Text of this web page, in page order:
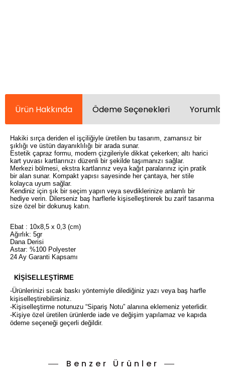
Ürün Hakkında Ödeme Seçenekleri
Hakiki sırça deriden el işçiliğiyle üretilen bu tasarım, zamansız bir
şıklığı ve üstün dayanıklılığı bir arada sunar.
Estetik çapraz formu, modern çizgileriyle dikkat çekerken; altı harici
kart yuvası kartlarınızı düzenli bir şekilde taşımanızı sağlar.
Merkezi bölmesi, ekstra kartlarınız veya kağıt paralarınız için pratik
bir alan sunar. Kompakt yapısı sayesinde her çantaya, her stile
kolayca uyum sağlar.
Kendiniz için şık bir seçim yapın veya sevdiklerinize anlamlı bir
hediye verin. Dilerseniz baş harflerle kişiselleştirerek bu zarif tasarıma
size özel bir dokunuş katın.
Ebat : 10x8,5 x 0,3 (cm)
Ağırlık: 5gr
Dana Derisi
Astar: %100 Polyester
24 Ay Garanti Kapsamı
KİŞİSELLEŞTİRME
-Ürünlerinizi sıcak baskı yöntemiyle dilediğiniz yazı veya baş harfle
kişiselleştirebilirsiniz.
-Kişiselleştirme notunuzu “Sipariş Notu” alanına eklemeniz yeterlidir.
-Kişiye özel üretilen ürünlerde iade ve değişim yapılamaz ve kapıda
ödeme seçeneği geçerli değildir.
Benzer Ürünler